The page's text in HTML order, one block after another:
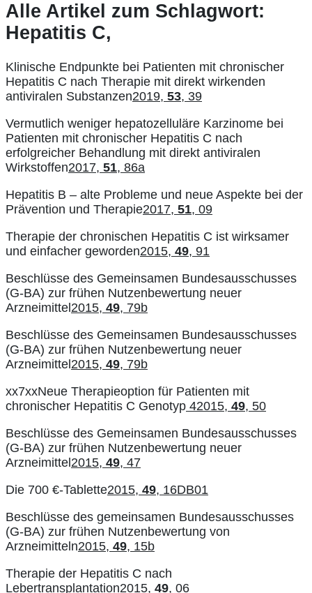
Alle Artikel zum Schlagwort:
Hepatitis C,
Klinische Endpunkte bei Patienten mit chronischer
Hepatitis C nach Therapie mit direkt wirkenden
antiviralen Substanzen2019, 53, 39
Vermutlich weniger hepatozelluläre Karzinome bei
Patienten mit chronischer Hepatitis C nach
erfolgreicher Behandlung mit direkt antiviralen
Wirkstoffen2017, 51, 86a
Hepatitis B – alte Probleme und neue Aspekte bei der
Prävention und Therapie2017, 51, 09
Therapie der chronischen Hepatitis C ist wirksamer
und einfacher geworden2015, 49, 91
Beschlüsse des Gemeinsamen Bundesausschusses
(G-BA) zur frühen Nutzenbewertung neuer
Arzneimittel2015, 49, 79b
Beschlüsse des Gemeinsamen Bundesausschusses
(G-BA) zur frühen Nutzenbewertung neuer
Arzneimittel2015, 49, 79b
xx7xxNeue Therapieoption für Patienten mit
chronischer Hepatitis C Genotyp 42015, 49, 50
Beschlüsse des Gemeinsamen Bundesausschusses
(G-BA) zur frühen Nutzenbewertung neuer
Arzneimittel2015, 49, 47
Die 700 €-Tablette2015, 49, 16DB01
Beschlüsse des gemeinsamen Bundesausschusses
(G-BA) zur frühen Nutzenbewertung von
Arzneimitteln2015, 49, 15b
Therapie der Hepatitis C nach
Lebertransplantation2015, 49, 06